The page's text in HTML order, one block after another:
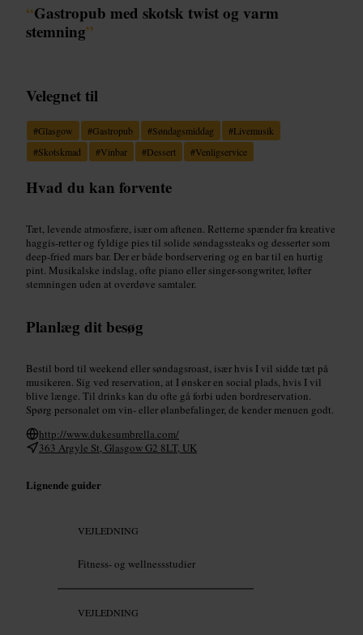
“Gastropub med skotsk twist og varm
stemning”
Velegnet til
#Glasgow #Gastropub #Søndagsmiddag #Livemusik
#Skotskmad #Vinbar #Dessert #Venligservice
Hvad du kan forvente
Tæt, levende atmosfære, især om aftenen. Retterne spænder fra kreative
haggis-retter og fyldige pies til solide søndagssteaks og desserter som
deep-fried mars bar. Der er både bordservering og en bar til en hurtig
pint. Musikalske indslag, ofte piano eller singer-songwriter, løfter
stemningen uden at overdøve samtaler.
Planlæg dit besøg
Bestil bord til weekend eller søndagsroast, især hvis I vil sidde tæt på
musikeren. Sig ved reservation, at I ønsker en social plads, hvis I vil
blive længe. Til drinks kan du ofte gå forbi uden bordreservation.
Spørg personalet om vin- eller ølanbefalinger, de kender menuen godt.
http://www.dukesumbrella.com/
363 Argyle St, Glasgow G2 8LT, UK
Lignende guider
VEJLEDNING
Fitness- og wellnessstudier
VEJLEDNING